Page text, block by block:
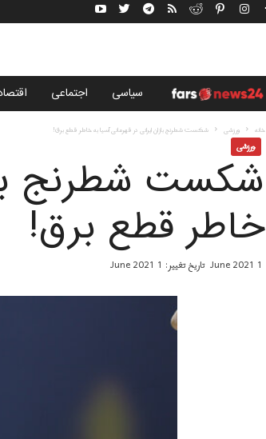
ب
ز
سياسى اجتماعی
خانه ورزشی شکست شطرنج بازان ایرانى در قهرمانی آسیا به خاطر قطع برق!
ورزشی
شکست شطرنج
خاطر قطع برق!
1 June 2021 تاریخ تغییر: 1 June 2021